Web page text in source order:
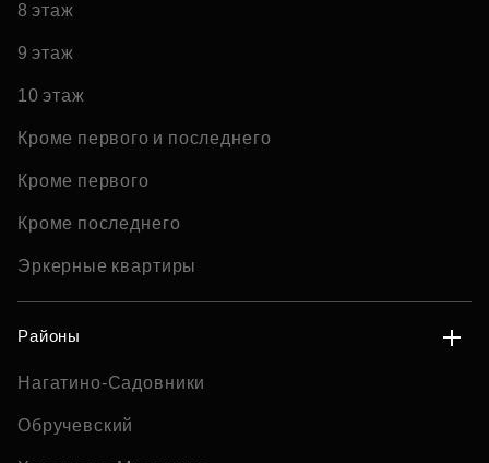
8 этаж
9 этаж
10 этаж
Кроме первого и последнего
Кроме первого
Кроме последнего
Эркерные квартиры
Районы
Нагатино-Садовники
Обручевский